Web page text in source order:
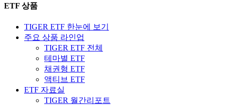
ETF 상품
TIGER ETF 한눈에 보기
주요 상품 라인업
TIGER ETF 전체
테마별 ETF
채권형 ETF
액티브 ETF
ETF 자료실
TIGER 월간리포트